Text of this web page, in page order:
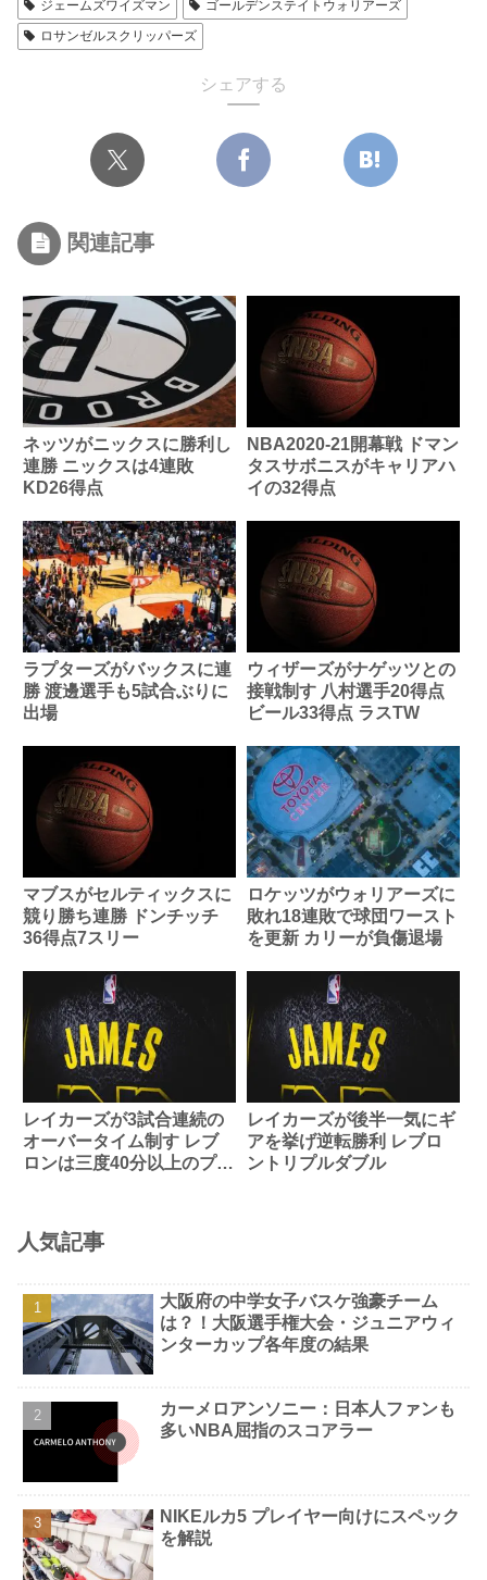
ジェームズワイズマン
ゴールデンステイトウォリアーズ
ロサンゼルスクリッパーズ
シェアする
関連記事
ネッツがニックスに勝利し
連勝 ニックスは4連敗
KD26得点
NBA2020-21開幕戦 ドマン
タスサボニスがキャリアハ
イの32得点
ラプターズがバックスに連
勝 渡邊選手も5試合ぶりに
出場
ウィザーズがナゲッツとの
接戦制す 八村選手20得点
ビール33得点 ラスTW
マブスがセルティックスに
競り勝ち連勝 ドンチッチ
36得点7スリー
ロケッツがウォリアーズに
敗れ18連敗で球団ワースト
を更新 カリーが負傷退場
レイカーズが3試合連続の
オーバータイム制す レブ
ロンは三度40分以上のプレ
レイカーズが後半一気にギ
アを挙げ逆転勝利 レブロ
ントリプルダブル
人気記事
大阪府の中学女子バスケ強豪チーム
は？！大阪選手権大会・ジュニアウィ
ンターカップ各年度の結果
カーメロアンソニー：日本人ファンも
多いNBA屈指のスコアラー
NIKEルカ5 プレイヤー向けにスペック
を解説